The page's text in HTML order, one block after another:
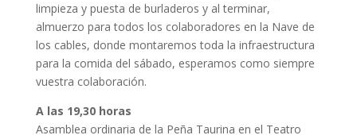
limpieza y puesta de burladeros y al terminar,
almuerzo para todos los colaboradores en la Nave de
los cables, donde montaremos toda la infraestructura
para la comida del sábado, esperamos como siempre
vuestra colaboración.
A las 19,30 horas
Asamblea ordinaria de la Peña Taurina en el Teatro